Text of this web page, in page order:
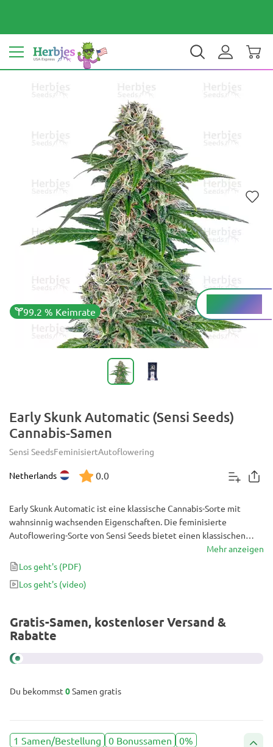
Dein Land: Vereinigte Staaten $ USD DE
99.2 % Keimrate
Medium %
THC
Early Skunk Automatic (Sensi Seeds)
Cannabis-Samen
Sensi SeedsFeminisiertAutoflowering
Netherlands 0.0
Early Skunk Automatic ist eine klassische Cannabis-Sorte mit
wahnsinnig wachsenden Eigenschaften. Die feminisierte
Autoflowering-Sorte von Sensi Seeds bietet einen klassischen
Skunk-Geschmack mit einem beeindruckenden süßen Geschmack.
Perfekt für diejenigen, die nach einem ereignisreichen Tag Stress
abbauen möchten.
Mehr anzeigen
Los geht's (PDF)
Los geht's (video)
Gratis-Samen, kostenloser Versand &
Rabatte
Du bekommst 0Samen gratis
1 Samen/Bestellung 0 Bonussamen 0%